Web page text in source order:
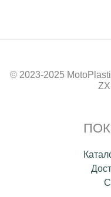
© 2023-2025